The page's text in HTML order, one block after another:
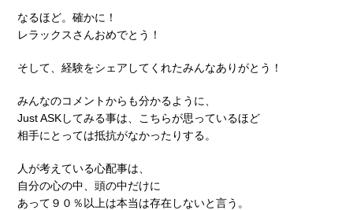
なるほど。確かに！
レラックスさんおめでとう！
そして、経験をシェアしてくれたみんなありがとう！
みんなのコメントからも分かるように、
Just ASKしてみる事は、こちらが思っているほど
相手にとっては抵抗がなかったりする。
人が考えている心配事は、
自分の心の中、頭の中だけに
あって９０％以上は本当は存在しないと言う。